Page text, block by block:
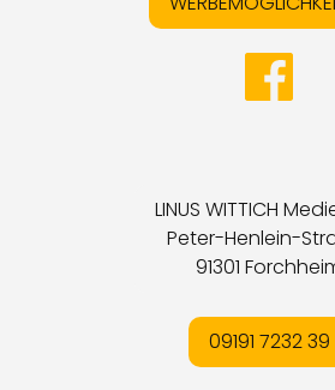
LINUS WITTICH
Peter-Henlein-
91301
09191 7232 39